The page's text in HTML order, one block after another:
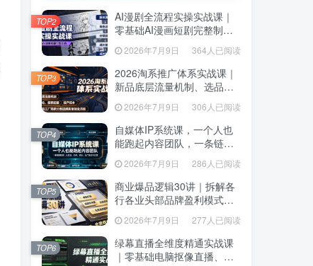
AI漫剧全流程实操实战课｜
零基础AI漫画短剧完整制
作、脚本出图成片全链路落
2026年7月9日 364人已阅读
TOP2
2026淘系推广体系实战课｜
新品底层流量机制、选品定
位、搜索起量、投产控本、
新店老店工厂商家分赛道爆
款全流程
2026年7月9日 306人已阅读
TOP3
自媒体IP系统课，一个人也
能跑起内容团队，一条链路
跑通，从定位、热点、表
达、生产到发布托管
2026年7月9日 286人已阅读
TOP4
商业爆品逻辑30讲｜拆解各
行各业头部品牌盈利模式，
吃透爆品打造、低成本传
播、长效变现全套商业思维
课
2026年7月9日 277人已阅读
TOP5
绿幕直播全维度精通实战课
｜零基础电脑抠像直播、
TOP6
AI漫剧全流程实操实战课｜
零基础AI漫画短剧完整制
作、脚本出图成片全链路落
地教程
2026年7月9日 364人已阅读
TOP2
2026淘系推广体系实战课｜
新品底层流量机制、选品定
位、搜索起量、投产控本、
新店老店工厂商家分赛道爆
款全流程
2026年7月9日 306人已阅读
TOP3
自媒体IP系统课，一个人也
能跑起内容团队，一条链路
跑通，从定位、热点、表
达、生产到发布托管
2026年7月9日 286人已阅读
TOP4
商业爆品逻辑30讲｜拆解各
行各业头部品牌盈利模式，
吃透爆品打造、低成本传
播、长效变现全套商业思维
课
2026年7月9日 277人已阅读
TOP5
绿幕直播全维度精通实战课
｜零基础电脑抠像直播、
TOP6